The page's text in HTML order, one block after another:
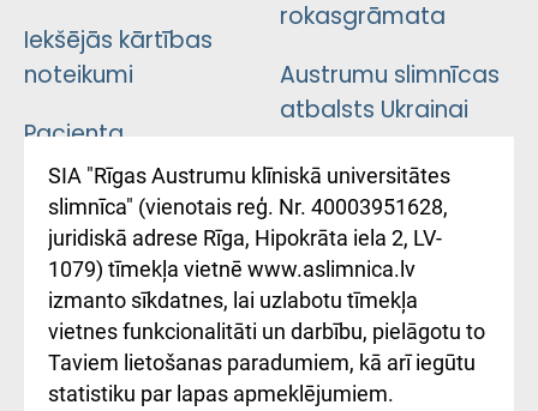
Iekšējās kārtības
noteikumi
Pacienta
atsauksmju/sūdzību
iesniegšanas
kārtība
Kā pie mums nokļūt
Rēķinu apmaksas
ceļvedis
rokasgrāmata
Austrumu slimnīcas
atbalsts Ukrainai
Підтримка Східної
лікарні та співпраця з
Україною
SIA "Rīgas Austrumu klīniskā universitātes
slimnīca" (vienotais reģ. Nr. 40003951628,
juridiskā adrese Rīga, Hipokrāta iela 2, LV-
1079) tīmekļa vietnē www.aslimnica.lv
izmanto sīkdatnes, lai uzlabotu tīmekļa
vietnes funkcionalitāti un darbību, pielāgotu to
Taviem lietošanas paradumiem, kā arī iegūtu
statistiku par lapas apmeklējumiem.